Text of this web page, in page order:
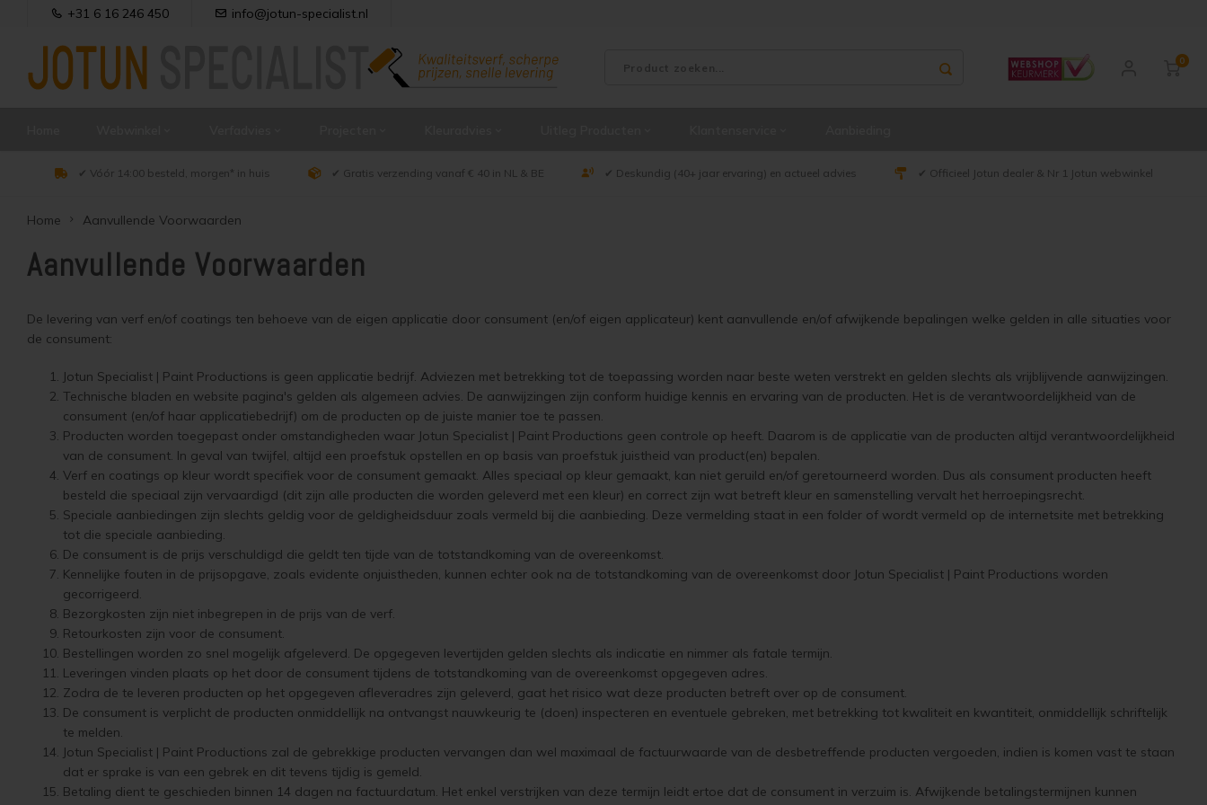
+31 6 16 246 450 info@jotun-specialist.nl
0
✔ Vóór 14:00 besteld, morgen* in huis ✔ Gratis verzending vanaf € 40 in NL & BE ✔ Deskundig (40+ jaar ervaring) en actueel advies ✔ Officieel Jotun dealer & Nr 1 Jotun webwinkel
Home Aanvullende Voorwaarden
Aanvullende Voorwaarden
De levering van verf en/of coatings ten behoeve van de eigen applicatie door consument (en/of eigen applicateur) kent aanvullende en/of afwijkende bepalingen welke gelden in alle situaties voor
de consument:
Jotun Specialist | Paint Productions is geen applicatie bedrijf. Adviezen met betrekking tot de toepassing worden naar beste weten verstrekt en gelden slechts als vrijblijvende aanwijzingen.
Technische bladen en website pagina's gelden als algemeen advies. De aanwijzingen zijn conform huidige kennis en ervaring van de producten. Het is de verantwoordelijkheid van de
consument (en/of haar applicatiebedrijf) om de producten op de juiste manier toe te passen.
Producten worden toegepast onder omstandigheden waar Jotun Specialist | Paint Productions geen controle op heeft. Daarom is de applicatie van de producten altijd verantwoordelijkheid
van de consument. In geval van twijfel, altijd een proefstuk opstellen en op basis van proefstuk juistheid van product(en) bepalen.
Verf en coatings op kleur wordt specifiek voor de consument gemaakt. Alles speciaal op kleur gemaakt, kan niet geruild en/of geretourneerd worden. Dus als consument producten heeft
besteld die speciaal zijn vervaardigd (dit zijn alle producten die worden geleverd met een kleur) en correct zijn wat betreft kleur en samenstelling vervalt het herroepingsrecht.
Speciale aanbiedingen zijn slechts geldig voor de geldigheidsduur zoals vermeld bij die aanbieding. Deze vermelding staat in een folder of wordt vermeld op de internetsite met betrekking
tot die speciale aanbieding.
De consument is de prijs verschuldigd die geldt ten tijde van de totstandkoming van de overeenkomst.
Kennelijke fouten in de prijsopgave, zoals evidente onjuistheden, kunnen echter ook na de totstandkoming van de overeenkomst door Jotun Specialist | Paint Productions worden
gecorrigeerd.
Bezorgkosten zijn niet inbegrepen in de prijs van de verf.
Retourkosten zijn voor de consument.
Bestellingen worden zo snel mogelijk afgeleverd. De opgegeven levertijden gelden slechts als indicatie en nimmer als fatale termijn.
Leveringen vinden plaats op het door de consument tijdens de totstandkoming van de overeenkomst opgegeven adres.
Zodra de te leveren producten op het opgegeven afleveradres zijn geleverd, gaat het risico wat deze producten betreft over op de consument.
De consument is verplicht de producten onmiddellijk na ontvangst nauwkeurig te (doen) inspecteren en eventuele gebreken, met betrekking tot kwaliteit en kwantiteit, onmiddellijk schriftelijk
te melden.
Jotun Specialist | Paint Productions zal de gebrekkige producten vervangen dan wel maximaal de factuurwaarde van de desbetreffende producten vergoeden, indien is komen vast te staan
dat er sprake is van een gebrek en dit tevens tijdig is gemeld.
Betaling dient te geschieden binnen 14 dagen na factuurdatum. Het enkel verstrijken van deze termijn leidt ertoe dat de consument in verzuim is. Afwijkende betalingstermijnen kunnen